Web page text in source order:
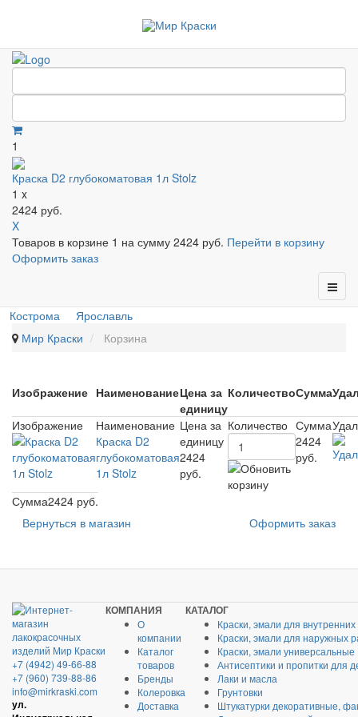
1
Краска D2 глубокоматовая 1л Stolz
1 x
2424 руб.
X
Товаров в корзине 1 на сумму 2424 руб. Перейти в корзину
Оформить заказ
Кострома
Ярославль
Мир Краски
Корзина
Изображение НаименованиеЦена за
единицу
КоличествоСумма
Изображение
Наименование
Краска D2
глубокоматовая
1л Stolz
Цена за
единицу
2424
руб.
Количество Сумма
2424
руб.
Сумма2424 руб.
Вернуться в магазин
Оформить заказ
+7 (4942) 49-66-88
+7 (960) 739-88-86
info@mirkraski.com
ул.
КОМПАНИЯ
О
компании
Каталог
товаров
Бренды
Колеровка
Доставка
КАТАЛОГ
Краски, эмали для
Краски, эмали для наружных
Краски, эмали универсальные
Антисептики и пропитки для
Лаки и масла
Грунтовки
Штукатурки декоративные,